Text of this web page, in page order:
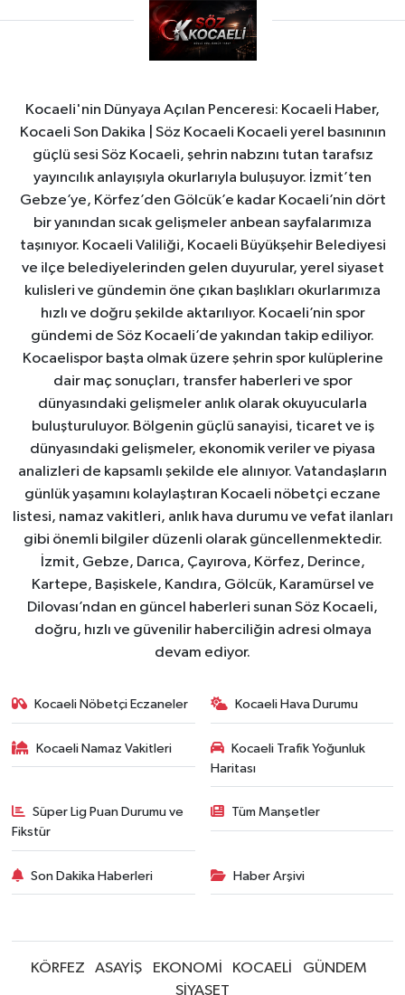
Kocaeli'nin Dünyaya Açılan Penceresi: Kocaeli Haber,
Kocaeli Son Dakika | Söz Kocaeli Kocaeli yerel basınının
güçlü sesi Söz Kocaeli, şehrin nabzını tutan tarafsız
yayıncılık anlayışıyla okurlarıyla buluşuyor. İzmit’ten
Gebze’ye, Körfez’den Gölcük’e kadar Kocaeli’nin dört
bir yanından sıcak gelişmeler anbean sayfalarımıza
taşınıyor. Kocaeli Valiliği, Kocaeli Büyükşehir Belediyesi
ve ilçe belediyelerinden gelen duyurular, yerel siyaset
kulisleri ve gündemin öne çıkan başlıkları okurlarımıza
hızlı ve doğru şekilde aktarılıyor. Kocaeli’nin spor
gündemi de Söz Kocaeli’de yakından takip ediliyor.
Kocaelispor başta olmak üzere şehrin spor kulüplerine
dair maç sonuçları, transfer haberleri ve spor
dünyasındaki gelişmeler anlık olarak okuyucularla
buluşturuluyor. Bölgenin güçlü sanayisi, ticaret ve iş
dünyasındaki gelişmeler, ekonomik veriler ve piyasa
analizleri de kapsamlı şekilde ele alınıyor. Vatandaşların
günlük yaşamını kolaylaştıran Kocaeli nöbetçi eczane
listesi, namaz vakitleri, anlık hava durumu ve vefat ilanları
gibi önemli bilgiler düzenli olarak güncellenmektedir.
İzmit, Gebze, Darıca, Çayırova, Körfez, Derince,
Kartepe, Başiskele, Kandıra, Gölcük, Karamürsel ve
Dilovası’ndan en güncel haberleri sunan Söz Kocaeli,
doğru, hızlı ve güvenilir haberciliğin adresi olmaya
devam ediyor.
Kocaeli Nöbetçi Eczaneler Kocaeli Hava Durumu
Kocaeli Namaz Vakitleri
Kocaeli Trafik Yoğunluk
Haritası
Süper Lig Puan Durumu ve
Fikstür
Tüm Manşetler
Son Dakika Haberleri Haber Arşivi
KÖRFEZ ASAYİŞ EKONOMİ KOCAELİ
GÜNDEM
SİYASET